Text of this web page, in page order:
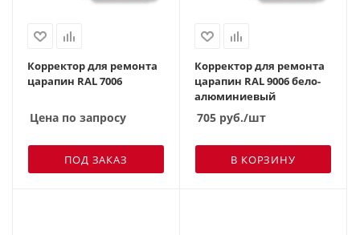
Корректор для ремонта
царапин RAL 7006
Цена по запросу
ПОД ЗАКАЗ
Корректор для ремонта
царапин RAL 9006 бело-
алюминиевый
705 руб./шт
В КОРЗИНУ